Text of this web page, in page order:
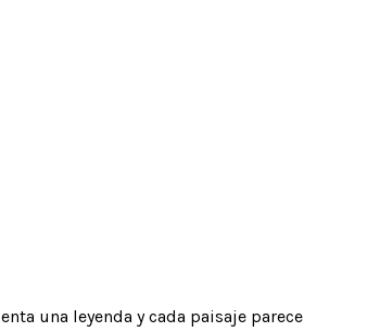
una leyenda y cada paisaje parece